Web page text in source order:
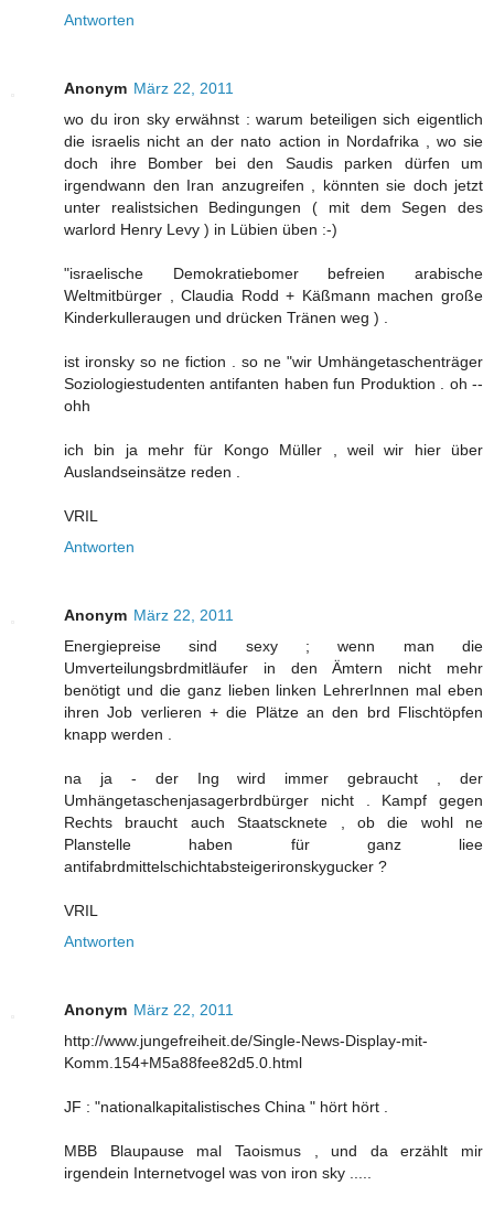
Antworten
Anonym März 22, 2011
wo du iron sky erwähnst : warum beteiligen sich eigentlich
die israelis nicht an der nato action in Nordafrika , wo sie
doch ihre Bomber bei den Saudis parken dürfen um
irgendwann den Iran anzugreifen , könnten sie doch jetzt
unter realistsichen Bedingungen ( mit dem Segen des
warlord Henry Levy ) in Lübien üben :-)
"israelische Demokratiebomer befreien arabische
Weltmitbürger , Claudia Rodd + Käßmann machen große
Kinderkulleraugen und drücken Tränen weg ) .
ist ironsky so ne fiction . so ne "wir Umhängetaschenträger
Soziologiestudenten antifanten haben fun Produktion . oh --
ohh
ich bin ja mehr für Kongo Müller , weil wir hier über
Auslandseinsätze reden .
VRIL
Antworten
Anonym März 22, 2011
Energiepreise sind sexy ; wenn man die
Umverteilungsbrdmitläufer in den Ämtern nicht mehr
benötigt und die ganz lieben linken LehrerInnen mal eben
ihren Job verlieren + die Plätze an den brd Flischtöpfen
knapp werden .
na ja - der Ing wird immer gebraucht , der
Umhängetaschenjasagerbrdbürger nicht . Kampf gegen
Rechts braucht auch Staatscknete , ob die wohl ne
Planstelle haben für ganz liee
antifabrdmittelschichtabsteigerironskygucker ?
VRIL
Antworten
Anonym März 22, 2011
http://www.jungefreiheit.de/Single-News-Display-mit-
Komm.154+M5a88fee82d5.0.html
JF : "nationalkapitalistisches China " hört hört .
MBB Blaupause mal Taoismus , und da erzählt mir
irgendein Internetvogel was von iron sky .....